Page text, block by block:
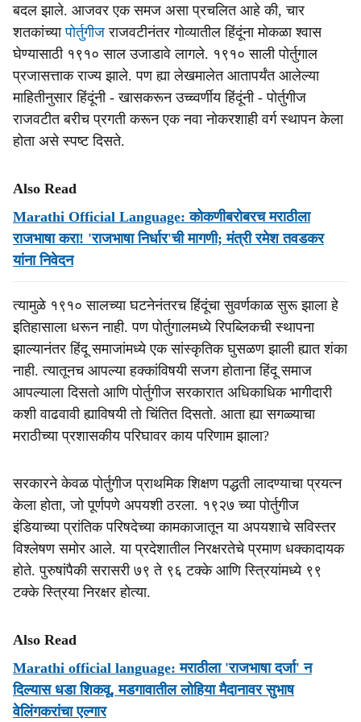
बदल झाले. आजवर एक समज असा प्रचलित आहे की, चार
शतकांच्यापोर्तुगीजराजवटीनंतर गोव्यातील हिंदूंना मोकळा श्वास
घेण्यासाठी १९१० साल उजाडावे लागले. १९१० साली पोर्तुगाल
प्रजासत्ताक राज्य झाले. पण ह्या लेखमालेत आतापर्यंत आलेल्या
माहितीनुसार हिंदूंनी - खासकरून उच्च्वर्णीय हिंदूंनी - पोर्तुगीज
राजवटीत बरीच प्रगती करून एक नवा नोकरशाही वर्ग स्थापन केला
होता असे स्पष्ट दिसते.
Also Read
Marathi Official Language: कोकणीबरोबरच मराठीला
राजभाषा करा! 'राजभाषा निर्धार'ची मागणी; मंत्री रमेश तवडकर
यांना निवेदन
त्यामुळे १९१० सालच्या घटनेनंतरच हिंदूंचा सुवर्णकाळ सुरू झाला हे
इतिहासाला धरून नाही. पण पोर्तुगालमध्ये रिपब्लिकची स्थापना
झाल्यानंतर हिंदू समाजांमध्ये एक सांस्कृतिक घुसळण झाली ह्यात शंका
नाही. त्यातूनच आपल्या हक्कांविषयी सजग होताना हिंदू समाज
आपल्याला दिसतो आणि पोर्तुगीज सरकारात अधिकाधिक भागीदारी
कशी वाढवावी ह्याविषयी तो चिंतित दिसतो. आता ह्या सगळ्याचा
मराठीच्या प्रशासकीय परिघावर काय परिणाम झाला?
सरकारने केवळ पोर्तुगीज प्राथमिक शिक्षण पद्धती लादण्याचा प्रयत्न
केला होता, जो पूर्णपणे अपयशी ठरला. १९२७ च्या पोर्तुगीज
इंडियाच्या प्रांतिक परिषदेच्या कामकाजातून या अपयशाचे सविस्तर
विश्लेषण समोर आले. या प्रदेशातील निरक्षरतेचे प्रमाण धक्कादायक
होते. पुरुषांपैकी सरासरी ७९ ते ९६ टक्के आणि स्त्रियांमध्ये ९९
टक्के स्त्रिया निरक्षर होत्या.
Also Read
Marathi official language: मराठीला 'राजभाषा दर्जा' न
दिल्यास धडा शिकवू, मडगावातील लोहिया मैदानावर सुभाष
वेलिंगकरांचा एल्गार